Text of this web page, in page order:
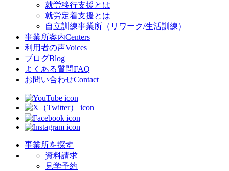
就労移行支援とは
就労定着支援とは
自立訓練事業所（リワーク/生活訓練）
事業所案内Centers
利用者の声Voices
ブログBlog
よくある質問FAQ
お問い合わせContact
事業所を探す
資料請求
見学予約